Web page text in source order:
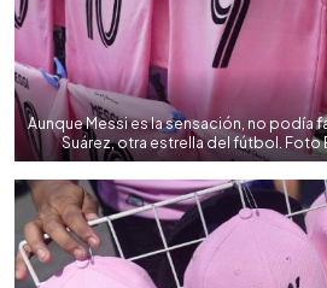
Aunque Messi es la sensación, no podía
Suárez, otra estrella del fútbol. Foto